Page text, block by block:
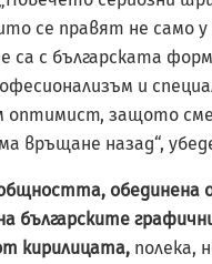
се правят не само у
са с българската
и
оптимист, защото
връщане назад“,
обединена
българските
кирилицата, полека,